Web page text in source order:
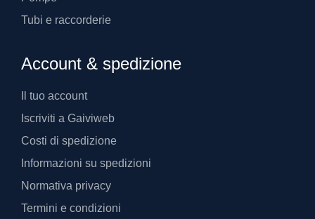
Tubi e raccorderie
Account & spedizione
Il tuo account
Iscriviti a Gaiviweb
Costi di spedizione
Informazioni su spedizioni
Normativa privacy
Termini e condizioni